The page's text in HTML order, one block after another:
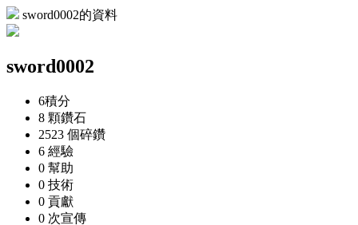
sword0002的資料
sword0002
6積分
8 顆鑽石
2523 個碎鑽
6 經驗
0 幫助
0 技術
0 貢獻
0 次宣傳